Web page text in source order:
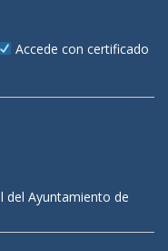
Accede con certificado
del Ayuntamiento de